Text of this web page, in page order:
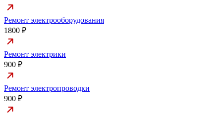
Ремонт электрооборудования
1800 ₽
Ремонт электрики
900 ₽
Ремонт электропроводки
900 ₽